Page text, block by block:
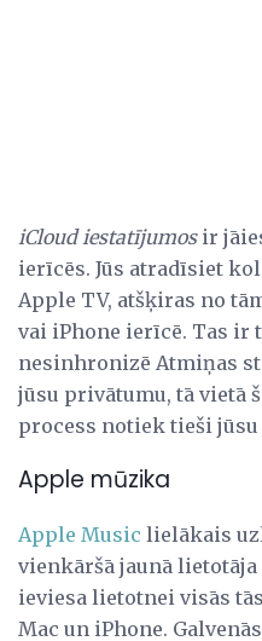
iCloud iestatījumosir
ierīcēs. Jūs atradīsiet
Apple TV, atšķiras no
vai iPhone ierīcē. Tas ir
nesinhronizē Atmiņas
jūsu privātumu, tā vietā
process notiek tieši
Apple mūzika
Apple Music lielākais
vienkāršā jaunā
ieviesa lietotnei visās
Mac un iPhone.